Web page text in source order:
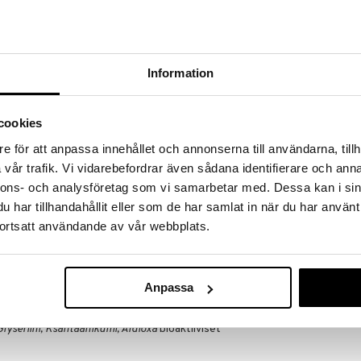
Information
för att anpassa innehållet och annonserna till användarna,
trafik. Vi vidarebefordrar även sådana identifierare och
och analysföretag som vi samarbetar med. Dessa kan i
har tillhandahållit eller som de har samlat in när du har
användande av vår webbplats.
Anpassa
kuivuutta
Gynin tuotteilla on rauhoittava vaikutus
tuotteet tarjoavat helpotusta ja
Ksantaanikumi, Aldioxabioaktiiviset
Multi-Gyn
14,90 €